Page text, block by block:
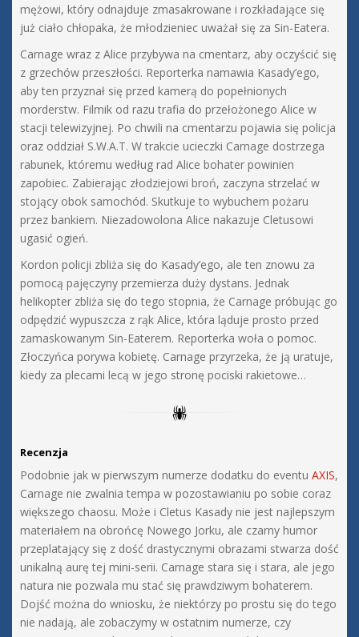
mężowi, który odnajduje zmasakrowane i rozkładające się
już ciało chłopaka, że młodzieniec uważał się za Sin-Eatera.
Carnage wraz z Alice przybywa na cmentarz, aby oczyścić się
z grzechów przeszłości. Reporterka namawia Kasady’ego,
aby ten przyznał się przed kamerą do popełnionych
morderstw. Filmik od razu trafia do przełożonego Alice w
stacji telewizyjnej. Po chwili na cmentarzu pojawia się policja
oraz oddział S.W.A.T. W trakcie ucieczki Carnage dostrzega
rabunek, któremu według rad Alice bohater powinien
zapobiec. Zabierając złodziejowi broń, zaczyna strzelać w
stojący obok samochód. Skutkuje to wybuchem pożaru
przez bankiem. Niezadowolona Alice nakazuje Cletusowi
ugasić ogień.
Kordon policji zbliża się do Kasady’ego, ale ten znowu za
pomocą pajęczyny przemierza duży dystans. Jednak
helikopter zbliża się do tego stopnia, że Carnage próbując go
odpędzić wypuszcza z rąk Alice, która ląduje prosto przed
zamaskowanym Sin-Eaterem. Reporterka woła o pomoc.
Złoczyńca porywa kobietę. Carnage przyrzeka, że ją uratuje,
kiedy za plecami lecą w jego stronę pociski rakietowe…
Recenzja
Podobnie jak w pierwszym numerze dodatku do eventu AXIS,
Carnage nie zwalnia tempa w pozostawianiu po sobie coraz
większego chaosu. Może i Cletus Kasady nie jest najlepszym
materiałem na obrońcę Nowego Jorku, ale czarny humor
przeplatający się z dość drastycznymi obrazami stwarza dość
unikalną aurę tej mini-serii. Carnage stara się i stara, ale jego
natura nie pozwala mu stać się prawdziwym bohaterem.
Dojść można do wniosku, że niektórzy po prostu się do tego
nie nadają, ale zobaczymy w ostatnim numerze, czy